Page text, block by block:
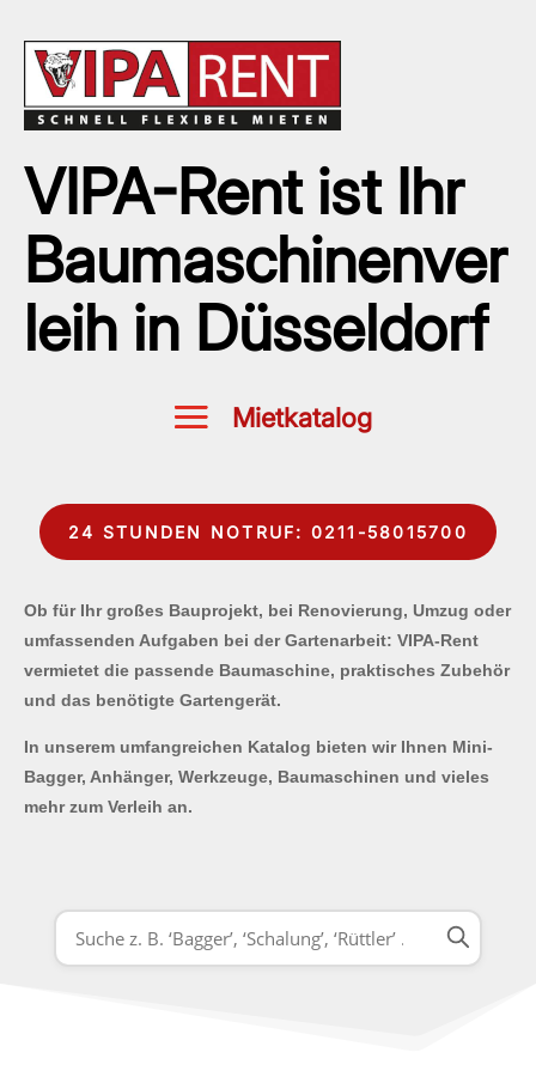
VIPA-Rent ist Ihr
Baumaschinenver
leih in Düsseldorf
24 STUNDEN NOTRUF: 0211-58015700
Ob für Ihr großes Bauprojekt, bei Renovierung, Umzug oder
umfassenden Aufgaben bei der Gartenarbeit: VIPA-Rent
vermietet die passende Baumaschine, praktisches Zubehör
und das benötigte Gartengerät.
In unserem umfangreichen Katalog bieten wir Ihnen Mini-
Bagger, Anhänger, Werkzeuge, Baumaschinen und vieles
mehr zum Verleih an.